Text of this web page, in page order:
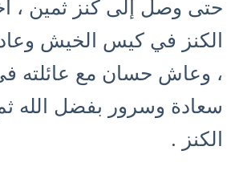
حتى وصل إلى كنز ثمين ،
الكنز في كيس الخيش
، وعاش حسان مع عائلته
سعادة وسرور بفضل الله
الكنز .